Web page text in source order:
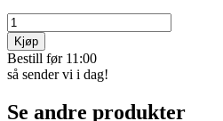
Kjøp
Bestill før 11:00
så sender vi i dag!
Se andre produkter